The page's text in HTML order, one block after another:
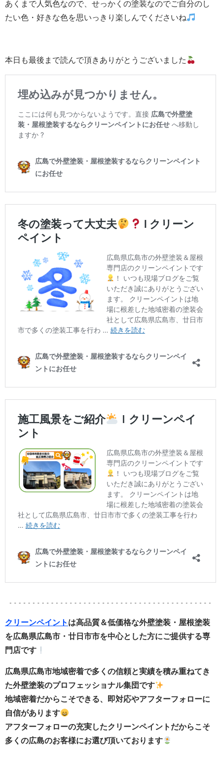
あくまで人気色なので、せっかくの塗装なのでご自分のし
たい色・好きな色を思いっきり楽しんでくださいね
本日も最後まで読んで頂きありがとうございました
クリーンペイント は高品質＆低価格な外壁塗装・屋根塗装
を広島県広島市・廿日市市を中心とした方にご提供する専
門店です
広島県広島市地域密着で多くの信頼と実績を積み重ねてき
た外壁塗装のプロフェッショナル集団です
地域密着だからこそできる、即対応やアフターフォローに
自信があります
アフターフォローの充実したクリーンペイントだからこそ
多くの広島のお客様にお選び頂いております